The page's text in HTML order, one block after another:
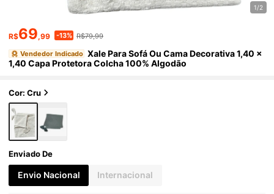
1/2
R$69,99 -13% R$79,99
Vendedor Indicado Xale Para Sofá Ou Cama Decorativa 1,40 x
1,40 Capa Protetora Colcha 100% Algodão
Cor: Cru
Enviado De
Envio Nacional Internacional